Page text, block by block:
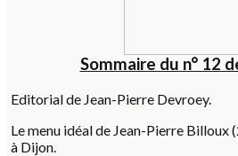
Sommaire du n° 12
Editorial de Jean-Pierre Devroey.
Le menu idéal de Jean-Pierre Billoux
à Dijon.